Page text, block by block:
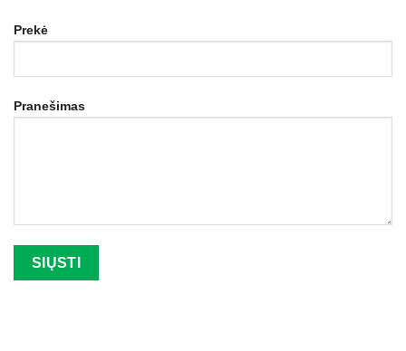
Prekė
Pranešimas